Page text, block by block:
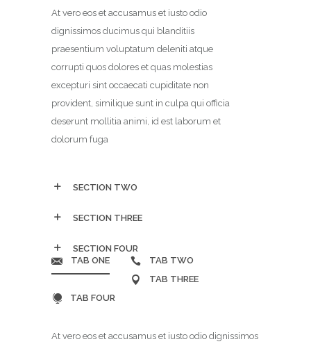
At vero eos et accusamus et iusto odio
dignissimos ducimus qui blanditiis
praesentium voluptatum deleniti atque
corrupti quos dolores et quas molestias
excepturi sint occaecati cupiditate non
provident, similique sunt in culpa qui officia
deserunt mollitia animi, id est laborum et
dolorum fuga
SECTION TWO
SECTION THREE
SECTION FOUR
TAB ONE
TAB TWO
TAB THREE
TAB FOUR
At vero eos et accusamus et iusto odio dignissimos